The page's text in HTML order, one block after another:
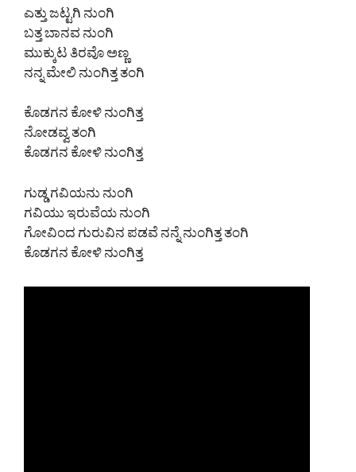
ಎತ್ತು ಜಟ್ಟಗಿ ನುಂಗಿ
ಬತ್ತ ಬಾನವ ನುಂಗಿ
ಮುಕ್ಕುಟ ತಿರವೊ ಅಣ್ಣ
ನನ್ನ ಮೇಲಿ ನುಂಗಿತ್ತ ತಂಗಿ
ಕೊಡಗನ ಕೋಳಿ ನುಂಗಿತ್ತ
ನೋಡವ್ವ ತಂಗಿ
ಕೊಡಗನ ಕೋಳಿ ನುಂಗಿತ್ತ
ಗುಡ್ಡ ಗವಿಯನು ನುಂಗಿ
ಗವಿಯು ಇರುವೆಯ ನುಂಗಿ
ಗೋವಿಂದ ಗುರುವಿನ ಪಡವೆ ನನ್ನೆ ನುಂಗಿತ್ತ ತಂಗಿ
ಕೊಡಗನ ಕೋಳಿ ನುಂಗಿತ್ತ